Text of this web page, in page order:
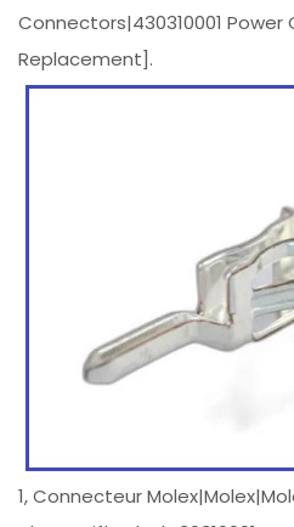
Connectors|430310001
Replacement].
1, Connecteur